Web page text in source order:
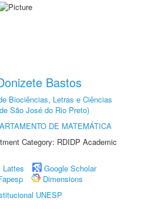
Bastos
Biociências, Letras e Ciências
São José do Rio Preto)
DE MATEMÁTICA
Category: RDIDP Academic
Lattes
Google Scholar
Dimensions
UNESP